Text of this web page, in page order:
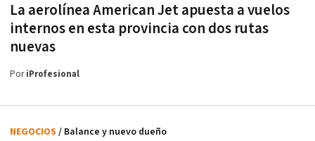
La aerolínea American Jet apuesta a vuelos
internos en esta provincia con dos rutas
nuevas
PoriProfesional
NEGOCIOS / Balance y nuevo dueño